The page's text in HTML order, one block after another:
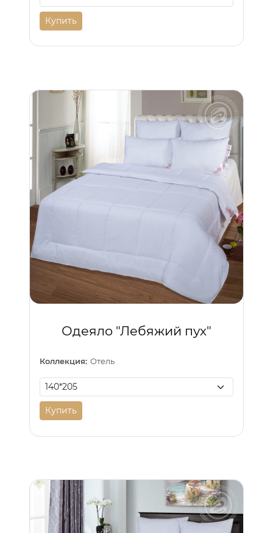
Купить
Одеяло "Лебяжий пух"
Коллекция: Отель
Купить